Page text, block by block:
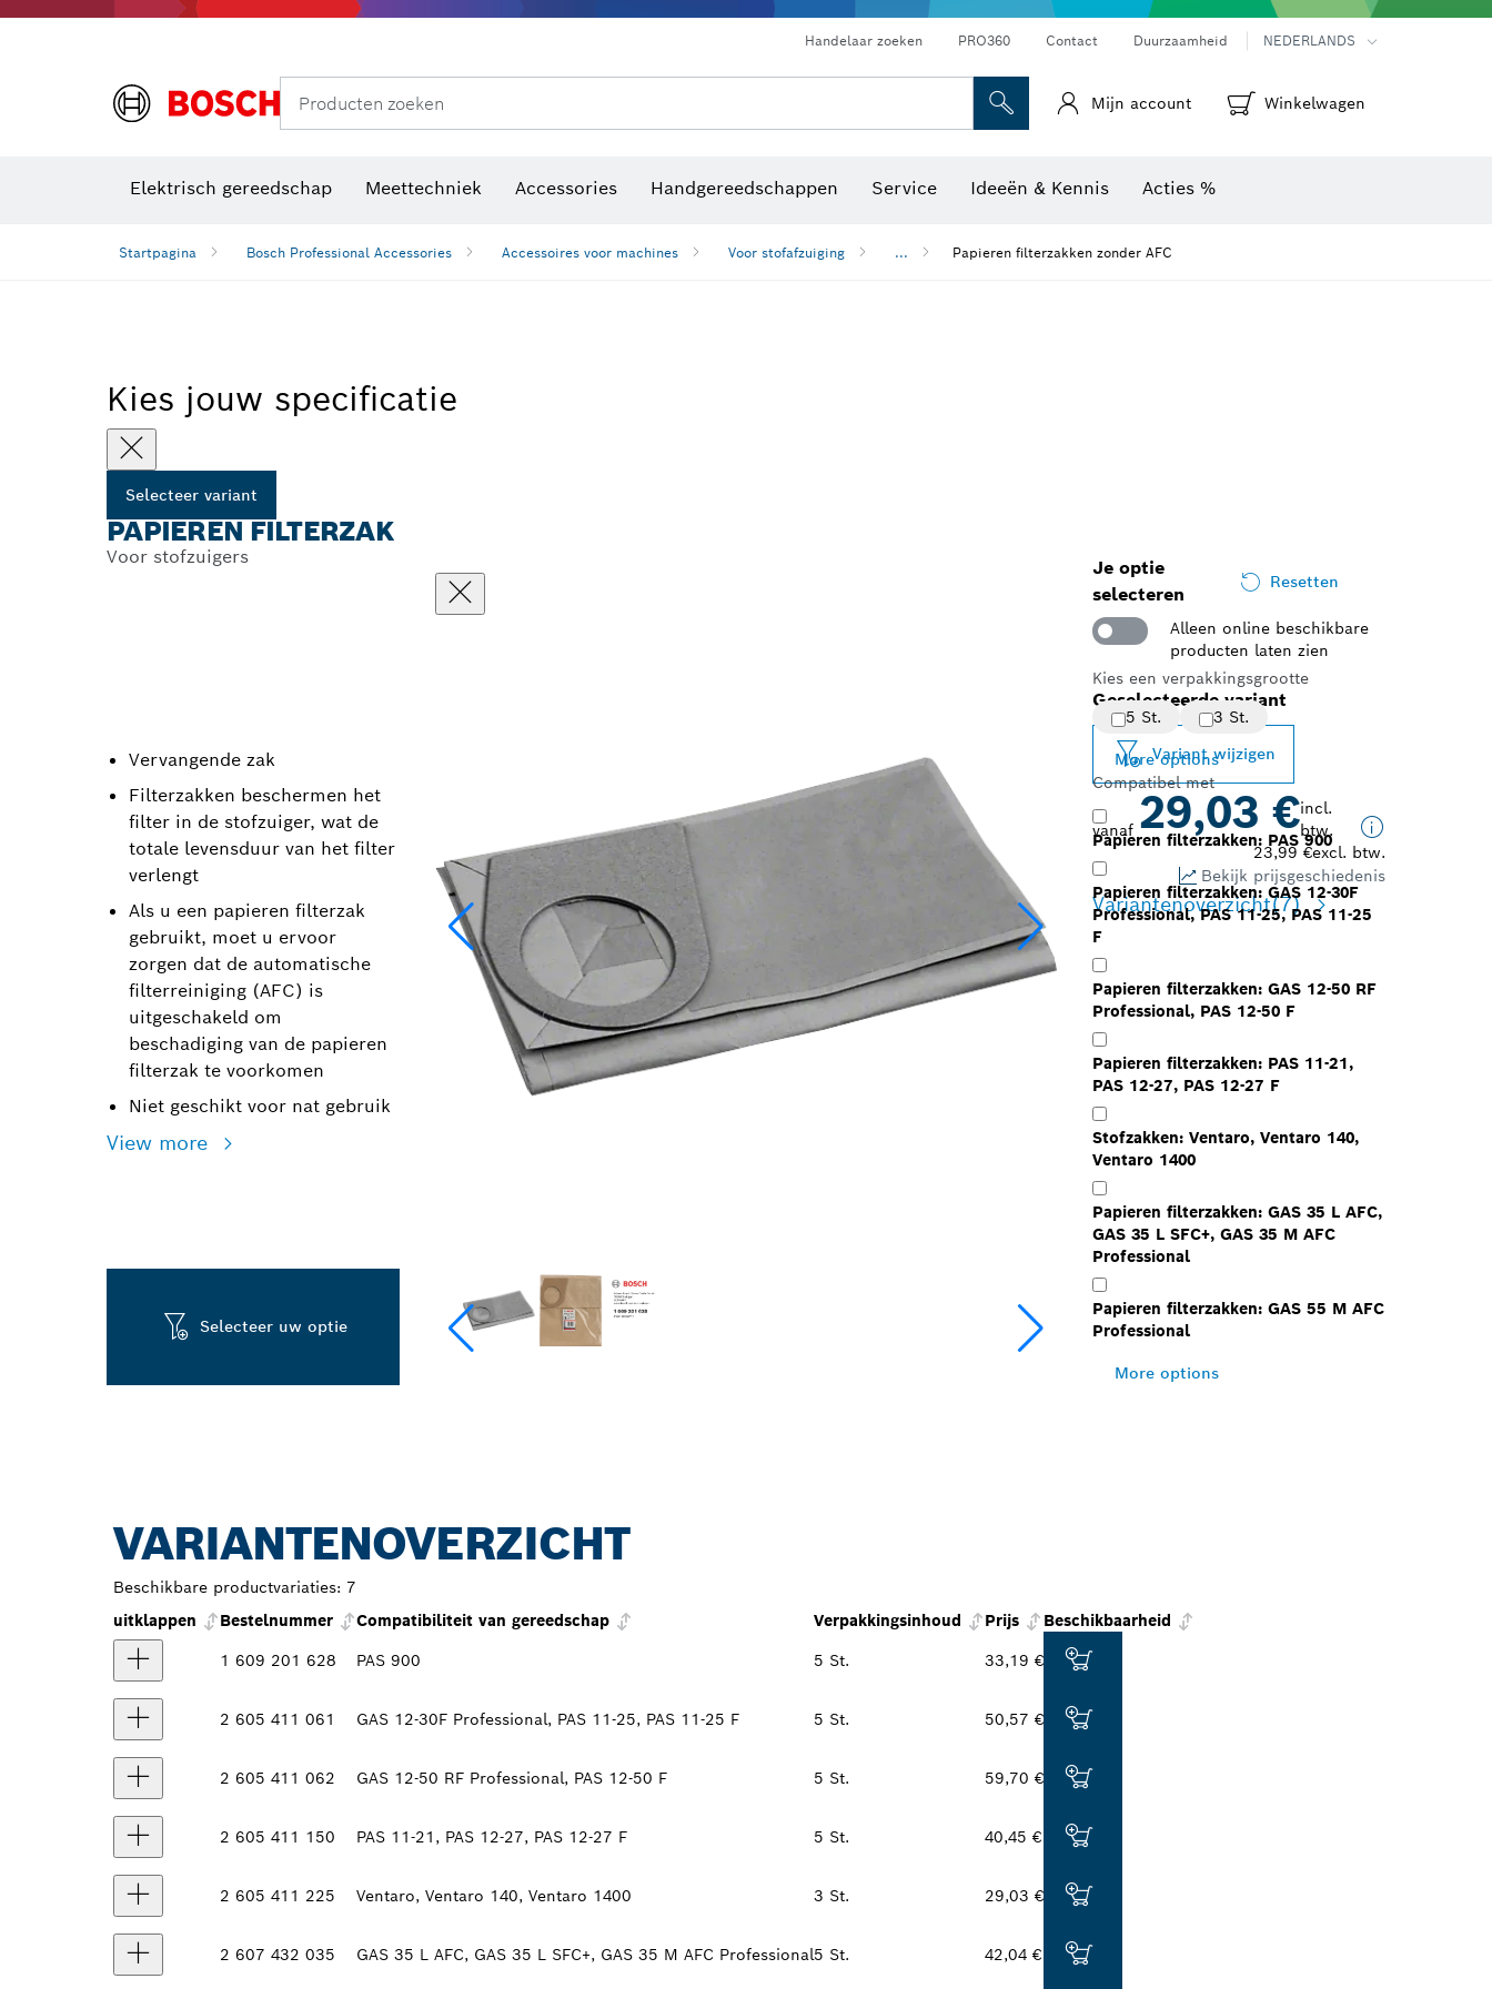
Handelaar zoeken PRO360 Contact Duurzaamheid NEDERLANDS
Producten zoeken Mijn account Winkelwagen
Elektrisch gereedschap Meettechniek Accessories Handgereedschappen Service Ideeën & Kennis Acties %
Startpagina Bosch Professional Accessories Accessoires voor machines Voor stofafzuiging ... Papieren filterzakken zonder AFC
Kies jouw specificatie
Selecteer variant
PAPIEREN FILTERZAK
Voor stofzuigers
Vervangende zak
Filterzakken beschermen het
filter in de stofzuiger, wat de
totale levensduur van het filter
verlengt
Als u een papieren filterzak
gebruikt, moet u ervoor
zorgen dat de automatische
filterreiniging (AFC) is
uitgeschakeld om
beschadiging van de papieren
filterzak te voorkomen
Niet geschikt voor nat gebruik
View more
Selecteer uw optie
Je optie
selecteren
Resetten
Alleen online beschikbare
producten laten zien
Kies een verpakkingsgrootte
5 St.
3 St.
More options
Compatibel met
Papieren filterzakken: PAS 900
Papieren filterzakken: GAS 12-30F
Professional, PAS 11-25, PAS 11-25
F
Papieren filterzakken: GAS 12-50 RF
Professional, PAS 12-50 F
Papieren filterzakken: PAS 11-21,
PAS 12-27, PAS 12-27 F
Stofzakken: Ventaro, Ventaro 140,
Ventaro 1400
Papieren filterzakken: GAS 35 L AFC,
GAS 35 L SFC+, GAS 35 M AFC
Professional
Papieren filterzakken: GAS 55 M AFC
Professional
More options
Geselecteerde variant
Variant wijzigen
vanaf 29,03 €incl.
btw.
23,99 €excl. btw.
Bekijk prijsgeschiedenis
Variantenoverzicht(7)
VARIANTENOVERZICHT
Beschikbare productvariaties: 7
uitklappen
Bestelnummer Compatibiliteit van gereedschap Verpakkingsinhoud Prijs
Beschikbaarheid
1 609 201 628
PAS 900 5 St. 33,19 €
2 605 411 061 GAS 12-30F Professional, PAS 11-25, PAS 11-25 F 5 St. 50,57 €
2 605 411 062 GAS 12-50 RF Professional, PAS 12-50 F 5 St. 59,70 €
2 605 411 150 PAS 11-21, PAS 12-27, PAS 12-27 F 5 St. 40,45 €
2 605 411 225 Ventaro, Ventaro 140, Ventaro 1400 3 St. 29,03 €
2 607 432 035 GAS 35 L AFC, GAS 35 L SFC+, GAS 35 M AFC Professional5 St. 42,04 €